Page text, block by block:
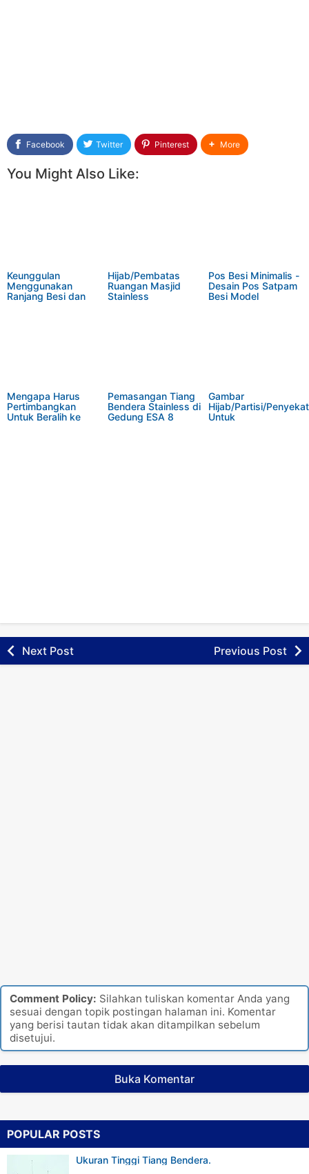
Facebook Twitter Pinterest More
You Might Also Like:
Keunggulan
Menggunakan
Ranjang Besi dan
Hijab/Pembatas
Ruangan Masjid
Stainless
Pos Besi Minimalis -
Desain Pos Satpam
Besi Model
Mengapa Harus
Pertimbangkan
Untuk Beralih ke
Pemasangan Tiang
Bendera Stainless di
Gedung ESA 8
Gambar
Hijab/Partisi/Penyekat
Untuk
Next Post Previous Post
Comment Policy: Silahkan tuliskan komentar Anda yang
sesuai dengan topik postingan halaman ini. Komentar
yang berisi tautan tidak akan ditampilkan sebelum
disetujui.
Buka Komentar
POPULAR POSTS
Ukuran Tinggi Tiang Bendera.